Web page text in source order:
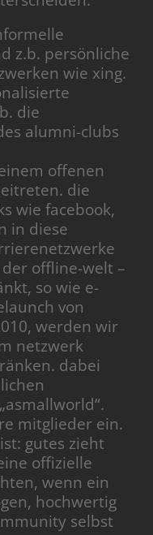
z.b. persönliche
wie xing.
die
alumni-clubs
offenen
die
wie facebook,
in diese
offline-welt –
so wie e-
von
werden wir
netzwerk
dabei
mitglieder ein.
gutes zieht
offizielle
wenn ein
hochwertig
selbst